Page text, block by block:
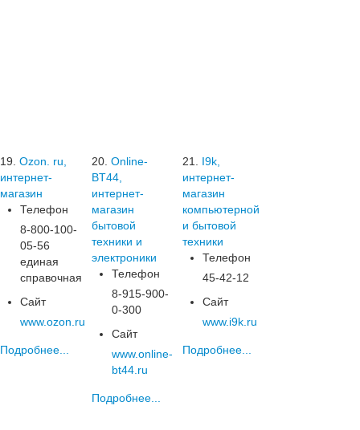
19. Ozon. ru,
интернет-
магазин
Телефон
8-800-100-
05-56
единая
справочная
Сайт
www.ozon.ru
Подробнее...
20. Online-
BT44,
интернет-
магазин
бытовой
техники и
электроники
Телефон
8-915-900-
0-300
Сайт
www.online-
bt44.ru
Подробнее...
21.
I9k,
интернет-
магазин
компьютерной
и бытовой
техники
Телефон
45-42-12
Сайт
www.i9k.ru
Подробнее...